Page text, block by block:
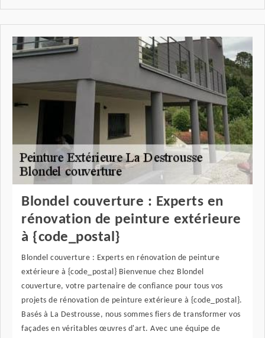
Blondel couverture : Experts en
rénovation de peinture extérieure
à {code_postal}
Blondel couverture : Experts en rénovation de peinture
extérieure à {code_postal} Bienvenue chez Blondel
couverture, votre partenaire de confiance pour tous vos
projets de rénovation de peinture extérieure à {code_postal}.
Basés à La Destrousse, nous sommes fiers de transformer vos
façades en véritables œuvres d'art. Avec une équipe de